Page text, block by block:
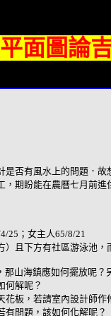
平面圖論
否有風水上的問題．故
期盼能在農曆七月前進
25；女主人65/8/21
且下方有社區游泳池
山海鎮應如何擺放呢？
何解呢？
板，若請室內設計師作
有問題，該如何化解呢？